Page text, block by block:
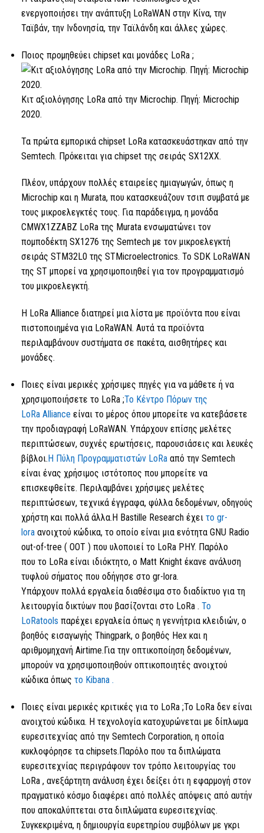
ενεργοποιήσει την ανάπτυξη LoRaWAN στην Κίνα, την
Ταϊβάν, την Ινδονησία, την Ταϊλάνδη και άλλες χώρες.
Ποιος προμηθεύει chipset και μονάδες LoRa ;
Κιτ αξιολόγησης LoRaαπό την Microchip. Πηγή: Microchip
2020.
Τα πρώτα εμπορικά chipset LoRaκατασκευάστηκαν από την
Semtech. Πρόκειται για chipset της σειράς SX12XX.
Πλέον, υπάρχουν πολλές εταιρείες ημιαγωγών, όπως η
Microchip και η Murata, που κατασκευάζουν τσιπ συμβατά με
τους μικροελεγκτές τους. Για παράδειγμα, η μονάδα
CMWX1ZZABZ LoRa της Murata ενσωματώνει τον
πομποδέκτη SX1276 της Semtech με τον μικροελεγκτή
σειράς STM32L0 της STMicroelectronics. Το SDKLoRaWAN
της ST μπορεί να χρησιμοποιηθεί για τον προγραμματισμό
του μικροελεγκτή.
Η LoRaAlliance διατηρεί μια λίστα με προϊόντα που είναι
πιστοποιημένα για LoRaWAN. Αυτά τα προϊόντα
περιλαμβάνουν συστήματα σε πακέτα, αισθητήρες και
μονάδες.
Ποιες είναι μερικές χρήσιμες πηγές για να μάθετε ή να
χρησιμοποιήσετε το LoRa;Το Κέντρο Πόρων της
LoRaAlliance είναι το μέρος όπου μπορείτε να κατεβάσετε
την προδιαγραφή LoRaWAN. Υπάρχουν επίσης μελέτες
περιπτώσεων, συχνές ερωτήσεις, παρουσιάσεις και λευκές
βίβλοι.Η Πύλη Προγραμματιστών LoRaαπό την Semtech
είναι ένας χρήσιμος ιστότοπος που μπορείτε να
επισκεφθείτε. Περιλαμβάνει χρήσιμες μελέτες
περιπτώσεων, τεχνικά έγγραφα, φύλλα δεδομένων, οδηγούς
χρήστη και πολλά άλλα.Η Bastille Research έχει το gr-
loraανοιχτού κώδικα, το οποίο είναι μια ενότητα GNU Radio
out-of-tree ( OOT ) που υλοποιεί το LoRaPHY. Παρόλο
που το LoRaείναι ιδιόκτητο, ο Matt Knight έκανε ανάλυση
τυφλού σήματος που οδήγησε στο gr-lora.
Υπάρχουν πολλά εργαλεία διαθέσιμα στο διαδίκτυο για τη
λειτουργία δικτύων που βασίζονται στο LoRa . Το
LoRatools παρέχει εργαλεία όπως η γεννήτρια κλειδιών, ο
βοηθός εισαγωγής Thingpark, ο βοηθός Hex και η
αριθμομηχανή Airtime.Για την οπτικοποίηση δεδομένων,
μπορούν να χρησιμοποιηθούν οπτικοποιητές ανοιχτού
κώδικα όπως το Kibana .
Ποιες είναι μερικές κριτικές για το LoRa;Το LoRaδεν είναι
ανοιχτού κώδικα. Η τεχνολογία κατοχυρώνεται με δίπλωμα
ευρεσιτεχνίας από την Semtech Corporation, η οποία
κυκλοφόρησε τα chipsets.Παρόλο που τα διπλώματα
ευρεσιτεχνίας περιγράφουν τον τρόπο λειτουργίας του
LoRa, ανεξάρτητη ανάλυση έχει δείξει ότι η εφαρμογή στον
πραγματικό κόσμο διαφέρει από πολλές απόψεις από αυτήν
που αποκαλύπτεται στα διπλώματα ευρεσιτεχνίας.
Συγκεκριμένα, η δημιουργία ευρετηρίου συμβόλων με γκρι